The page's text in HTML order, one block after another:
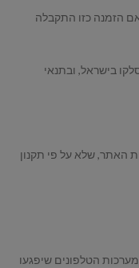
הזמנה כזו התקבלה
בישראל, ובתנאי
האתר, שלא על פי תקנון
הטלפונים שיפגעו